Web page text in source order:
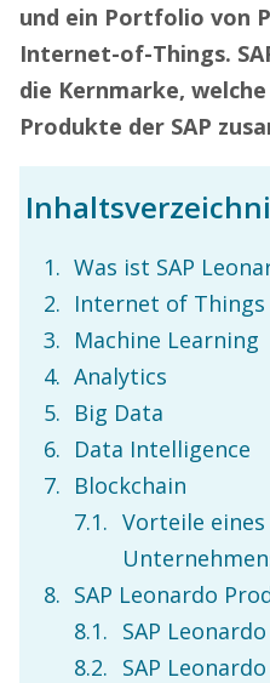
und ein Portfolio von
Internet-of-Things.
die Kernmarke,
Produkte der SAP
Was ist SAP
Internet of Things
Machine Learning
Analytics
Big Data
Data Intelligence
Blockchain
Vorteile
SAP Leonardo
SAP
SAP